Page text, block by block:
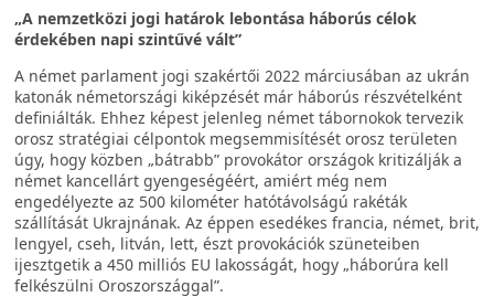
„A nemzetközi jogi határok lebontása háborús célok
érdekében napi szintűvé vált”
A német parlament jogi szakértői 2022 márciusában az ukrán
katonák németországi kiképzését már háborús részvételként
definiálták. Ehhez képest jelenleg német tábornokok tervezik
orosz stratégiai célpontok megsemmisítését orosz területen
úgy, hogy közben „bátrabb” provokátor országok kritizálják a
német kancellárt gyengeségéért, amiért még nem
engedélyezte az 500 kilométer hatótávolságú rakéták
szállítását Ukrajnának. Az éppen esedékes francia, német, brit,
lengyel, cseh, litván, lett, észt provokációk szüneteiben
ijesztgetik a 450 milliós EU lakosságát, hogy „háborúra kell
felkészülni Oroszországgal”.